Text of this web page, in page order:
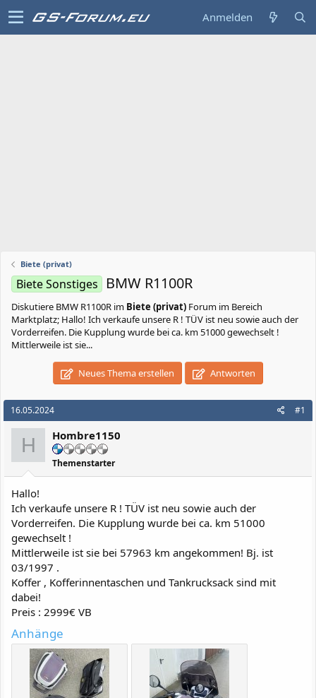
Anmelden
Biete (privat)
Biete Sonstiges BMW R1100R
Diskutiere BMW R1100R im Biete (privat) Forum im Bereich
Marktplatz; Hallo! Ich verkaufe unsere R ! TÜV ist neu sowie auch der
Vorderreifen. Die Kupplung wurde bei ca. km 51000 gewechselt !
Mittlerweile ist sie...
Neues Thema erstellen Antworten
16.05.2024 #1
H Hombre1150
Themenstarter
Hallo!
Ich verkaufe unsere R ! TÜV ist neu sowie auch der
Vorderreifen. Die Kupplung wurde bei ca. km 51000
gewechselt !
Mittlerweile ist sie bei 57963 km angekommen! Bj. ist
03/1997 .
Koffer , Kofferinnentaschen und Tankrucksack sind mit
dabei!
Preis : 2999€ VB
Anhänge